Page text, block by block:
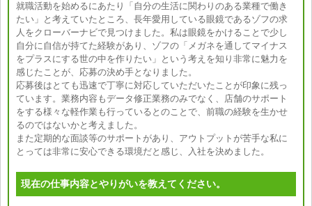
就職活動を始めるにあたり「自分の生活に関わりのある業種で働き
たい」と考えていたところ、長年愛用している眼鏡であるゾフの求
人をクローバーナビで見つけました。私は眼鏡をかけることで少し
自分に自信が持てた経験があり、ゾフの「メガネを通してマイナス
をプラスにする世の中を作りたい」という考えを知り非常に魅力を
感じたことが、応募の決め手となりました。
応募後はとても迅速で丁寧に対応していただいたことが印象に残っ
ています。業務内容もデータ修正業務のみでなく、店舗のサポート
をする様々な軽作業も行っているとのことで、前職の経験を生かせ
るのではないかと考えました。
また定期的な面談等のサポートがあり、アウトプットが苦手な私に
とっては非常に安心できる環境だと感じ、入社を決めました。
現在の仕事内容とやりがいを教えてください。